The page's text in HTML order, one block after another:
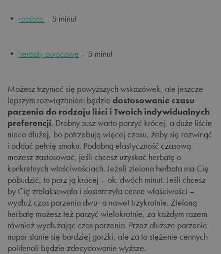
• rooibos – 5 minut
• herbaty owocowe – 5 minut
Możesz trzymać się powyższych wskazówek, ale jeszcze
lepszym rozwiązaniem będzie dostosowanie czasu
parzenia do rodzaju liści i Twoich indywidualnych
preferencji. Drobny susz warto parzyć krócej, a duże liście
nieco dłużej, bo potrzebują więcej czasu, żeby się rozwinąć
i oddać pełnię smaku. Podobną elastyczność czasową
możesz zastosować, jeśli chcesz uzyskać herbatę o
konkretnych właściwościach. Jeżeli zielona herbata ma Cię
pobudzić, to parz ją krócej – ok. dwóch minut. Jeśli chcesz
by Cię zrelaksowała i dostarczyła cenne właściwości –
wydłuż czas parzenia dwu- a nawet trzykrotnie. Zieloną
herbatę możesz też parzyć wielokrotnie, za każdym razem
również wydłużając czas parzenia. Przez dłuższe parzenie
napar stanie się bardziej gorzki, ale za to stężenie cennych
polifenoli będzie zdecydowanie wyższe.